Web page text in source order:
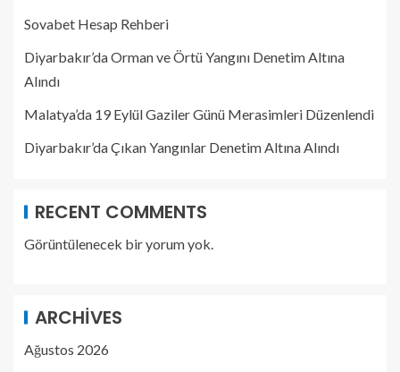
Sovabet Hesap Rehberi
Diyarbakır’da Orman ve Örtü Yangını Denetim Altına
Alındı
Malatya’da 19 Eylül Gaziler Günü Merasimleri Düzenlendi
Diyarbakır’da Çıkan Yangınlar Denetim Altına Alındı
RECENT COMMENTS
Görüntülenecek bir yorum yok.
ARCHIVES
Ağustos 2026